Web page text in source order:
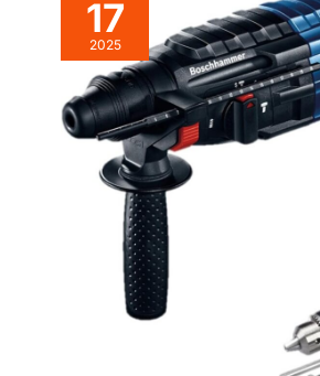
appareils afin d’éviter toute
surcharge.
17
2025